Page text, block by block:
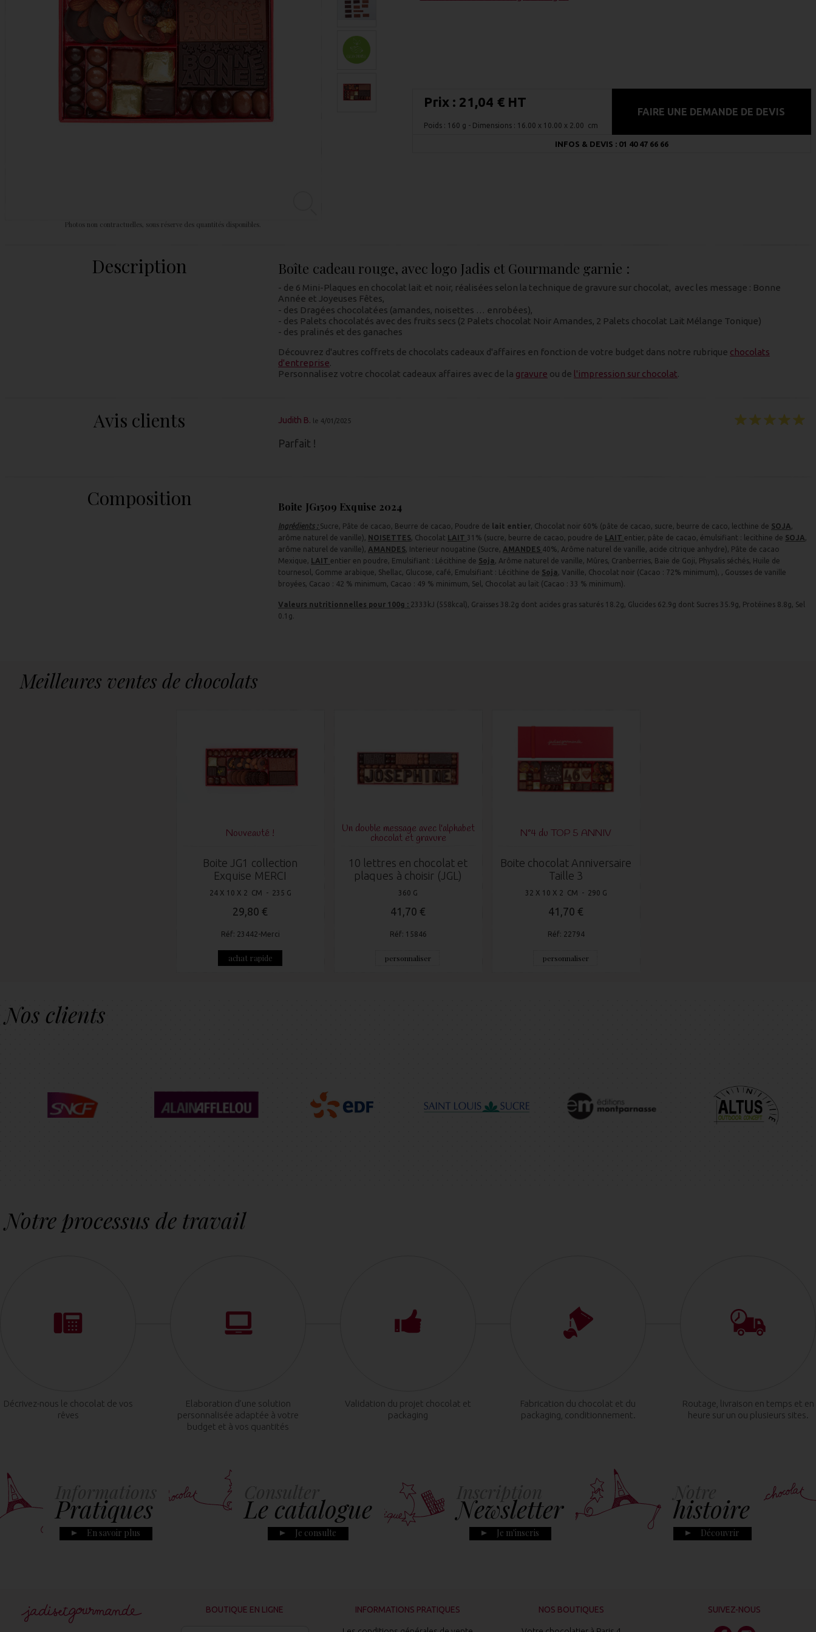
Photos non contractuelles, sous réserve des quantités disponibles.
Prix : 21,04 € HT
Poids : 160 g - Dimensions : 16.00 x 10.00 x 2.00 cm
FAIRE UNE DEMANDE DE DEVIS
INFOS & DEVIS : 01 40 47 66 66
Description Boîte cadeau rouge, avec logo Jadis et Gourmande garnie :
- de 6 Mini-Plaques en chocolat lait et noir, réalisées selon la technique de gravure sur chocolat, avec les message : Bonne
Année et Joyeuses Fêtes,
- des Dragées chocolatées (amandes, noisettes … enrobées),
- des Palets chocolatés avec des fruits secs (2 Palets chocolat Noir Amandes, 2 Palets chocolat Lait Mélange Tonique)
- des pralinés et des ganaches
Découvrez d'autres coffrets de chocolats cadeaux d'affaires en fonction de votre budget dans notre rubrique chocolats
d'entreprise.
Personnalisez votre chocolat cadeaux affaires avec de la gravure ou de l'impression sur chocolat.
Avis clients Judith B. le 4/01/2025
Parfait !
Composition Boite JG1509 Exquise 2024
Ingrédients : Sucre, Pâte de cacao, Beurre de cacao, Poudre de lait entier , Chocolat noir 60% (pâte de cacao, sucre, beurre de caco, lecthine de SOJA
arôme naturel de vanille), NOISETTES , Chocolat LAIT 31% (sucre, beurre de cacao, poudre de LAIT entier, pâte de cacao, émulsifiant : lecithine de SOJA
arôme naturel de vanille), AMANDES , Interieur nougatine (Sucre, AMANDES 40%, Arôme naturel de vanille, acide citrique anhydre), Pâte de cacao
Mexique, LAIT entier en poudre, Emulsifiant : Lécithine de Soja , Arôme naturel de vanille, Mûres, Cranberries, Baie de Goji, Physalis séchés, Huile de
tournesol, Gomme arabique, Shellac, Glucose, café, Emulsifiant : Lécithine de Soja , Vanille, Chocolat noir (Cacao : 72% minimum), , Gousses de vanille
broyées, Cacao : 42 % minimum, Cacao : 49 % minimum, Sel, Chocolat au lait (Cacao : 33 % minimum).
Valeurs nutritionnelles pour 100g : 2333kJ (558kcal), Graisses 38.2g dont acides gras saturés 18.2g, Glucides 62.9g dont Sucres 35.9g, Protéines 8.8g, Sel
0.1g.
Meilleures ventes de chocolats
Nouveauté !
Boite JG1 collection
Exquise MERCI
24 X 10 X 2 CM - 235 G
29,80 €
Réf: 23442-Merci
achat rapide
Un double message avec l'alphabet
chocolat et gravure
10 lettres en chocolat et
plaques à choisir (JGL)
360 G
41,70 €
Réf: 15846
personnaliser
N°4 du TOP 5 ANNIV
Boite chocolat Anniversaire
Taille 3
32 X 10 X 2 CM - 290 G
41,70 €
Réf: 22794
personnaliser
Nos clients
Notre processus de travail
Décrivez-nous le chocolat de vos
rêves
Elaboration d’une solution
personnalisée adaptée à votre
budget et à vos quantités
Validation du projet chocolat et
packaging
Fabrication du chocolat et du
packaging, conditionnement.
Routage, livraison en temps et en
heure sur un ou plusieurs sites.
Pratiques
En savoir plus
Le catalogue
Je consulte
Newsletter
Je m'inscris
histoire
Découvrir
BOUTIQUE EN LIGNE INFORMATIONS PRATIQUES NOS BOUTIQUES SUIVEZ-NOUS